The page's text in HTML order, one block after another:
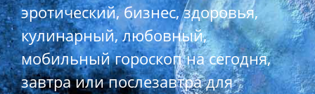
эротический, бизнес, здоровья,
кулинарный, любовный,
мобильный гороскоп на сегодня,
завтра или послезавтра для